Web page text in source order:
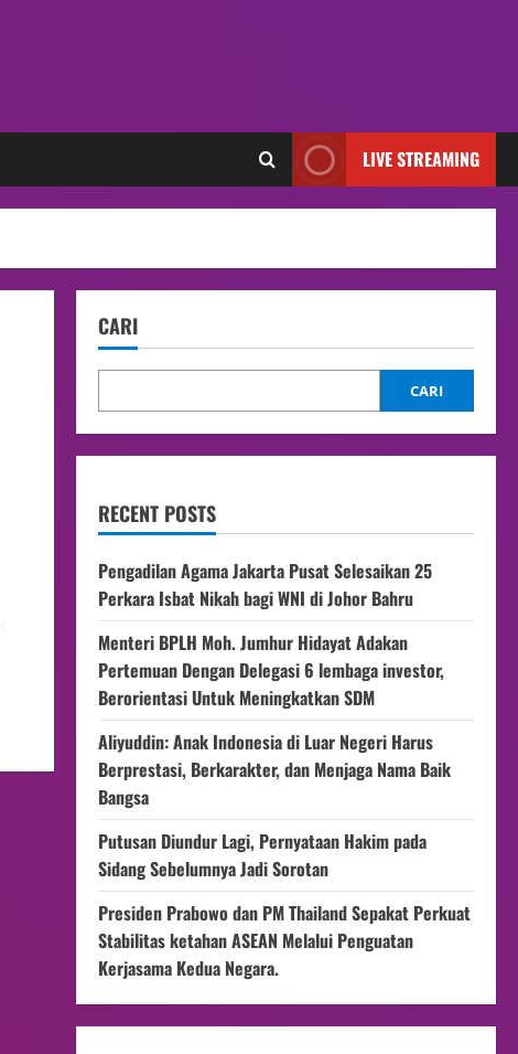
LIVE STREAMING
CARI
CARI
RECENT POSTS
Pengadilan Agama Jakarta Pusat Selesaikan 25
Perkara Isbat Nikah bagi WNI di Johor Bahru
Menteri BPLH Moh. Jumhur Hidayat Adakan
Pertemuan Dengan Delegasi 6 lembaga investor,
Berorientasi Untuk Meningkatkan SDM
Aliyuddin: Anak Indonesia di Luar Negeri Harus
Berprestasi, Berkarakter, dan Menjaga Nama Baik
Bangsa
Putusan Diundur Lagi, Pernyataan Hakim pada
Sidang Sebelumnya Jadi Sorotan
Presiden Prabowo dan PM Thailand Sepakat Perkuat
Stabilitas ketahan ASEAN Melalui Penguatan
Kerjasama Kedua Negara.